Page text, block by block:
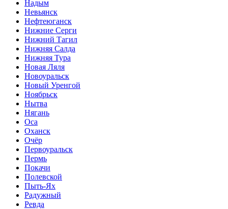
Надым
Невьянск
Нефтеюганск
Нижние Серги
Нижний Тагил
Нижняя Салда
Нижняя Тура
Новая Ляля
Новоуральск
Новый Уренгой
Ноябрьск
Нытва
Нягань
Оса
Оханск
Очёр
Первоуральск
Пермь
Покачи
Полевской
Пыть-Ях
Радужный
Ревда